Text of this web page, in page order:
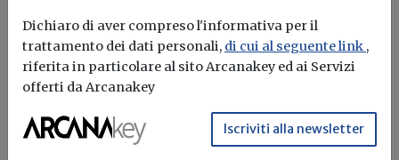
Dichiaro di aver compreso l'informativa per il
trattamento dei dati personali, di cui al seguente link ,
riferita in particolare al sito Arcanakey ed ai Servizi
offerti da Arcanakey
Iscriviti alla newsletter